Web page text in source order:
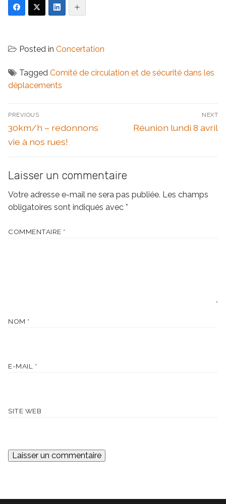
Posted in Concertation
Tagged Comité de circulation et de sécurité dans les
déplacements
Navigation
de
l’article
PREVIOUS
Previous
post:
30km/h – redonnons
vie à nos rues!
NEXT
Next
Réunion lundi 8 avril
Laisser un commentaire
Votre adresse e-mail ne sera pas publiée. Les champs
obligatoires sont indiqués avec *
COMMENTAIRE *
NOM *
E-MAIL *
SITE WEB